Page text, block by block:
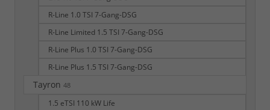
R-Line 1.0 TSI 7-Gang-DSG
R-Line Limited 1.5 TSI 7-Gang-DSG
R-Line Plus 1.0 TSI 7-Gang-DSG
R-Line Plus 1.5 TSI 7-Gang-DSG
Tayron 48
1.5 eTSI 110 kW Life